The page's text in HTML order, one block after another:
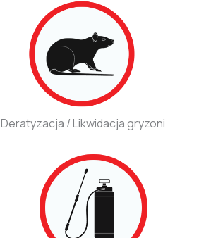
Deratyzacja / Likwidacja gryzoni